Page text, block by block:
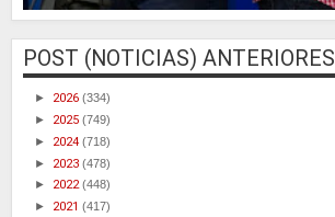
POST (NOTICIAS) ANTERIORES
► 2026 (334)
► 2025 (749)
► 2024 (718)
► 2023 (478)
► 2022(448)
► 2021 (417)